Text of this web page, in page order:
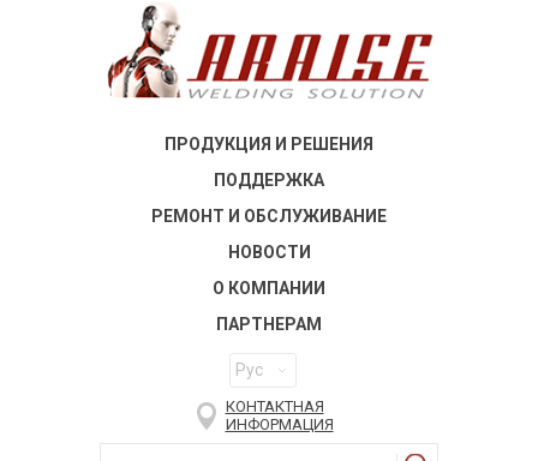
ПРОДУКЦИЯ И РЕШЕНИЯ
ПОДДЕРЖКА
РЕМОНТ И ОБСЛУЖИВАНИЕ
НОВОСТИ
О КОМПАНИИ
ПАРТНЕРАМ
Рус
КОНТАКТНАЯ
ИНФОРМАЦИЯ